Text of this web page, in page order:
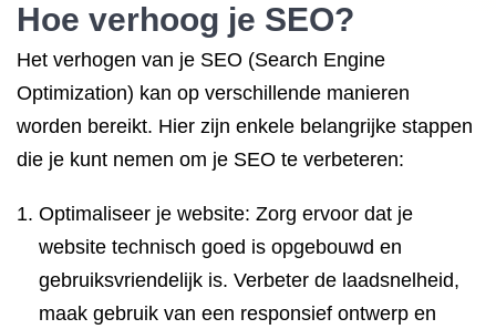
Hoe verhoog je SEO?
Het verhogen van je SEO (Search Engine
Optimization) kan op verschillende manieren
worden bereikt. Hier zijn enkele belangrijke stappen
die je kunt nemen om je SEO te verbeteren:
Optimaliseer je website: Zorg ervoor dat je
website technisch goed is opgebouwd en
gebruiksvriendelijk is. Verbeter de laadsnelheid,
maak gebruik van een responsief ontwerp en